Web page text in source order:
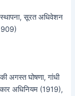
सूरत अधिवेशन
अगस्त घोषणा, गांधी
अधिनियम (1919),